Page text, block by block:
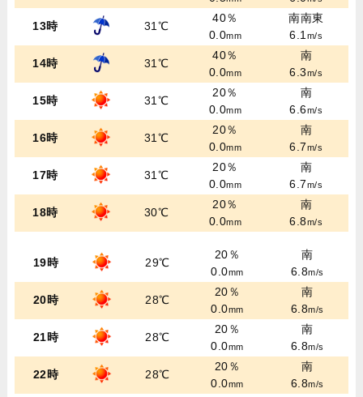
13時 31℃
40％
0.0mm
南南東
6.1m/s
14時 31℃
40％
0.0mm
南
6.3m/s
15時 31℃
20％
0.0mm
南
6.6m/s
16時 31℃
20％
0.0mm
南
6.7m/s
17時 31℃
20％
0.0mm
南
6.7m/s
18時 30℃
20％
0.0mm
南
6.8m/s
19時 29℃
20％
0.0mm
南
6.8m/s
20時 28℃
20％
0.0mm
南
6.8m/s
21時 28℃
20％
0.0mm
南
6.8m/s
22時 28℃
20％
0.0mm
南
6.8m/s